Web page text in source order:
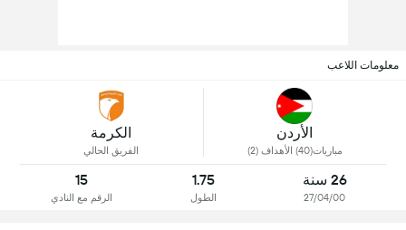
معلومات اللاعب
الأردن
مباريات(40) الأهداف (2)
الكرمة
الفريق الحالي
26 سنة
27/04/00
1.75
الطول
15
الرقم مع النادي